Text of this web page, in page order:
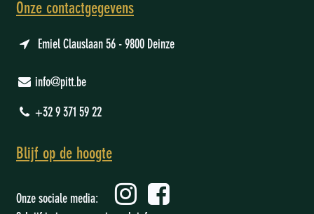
Onze contactgegevens
Emiel Clauslaan 56 - 9800 Deinze
info@pitt.be
+32 9 371 59 22
Blijf op de hoogte
Onze sociale media: